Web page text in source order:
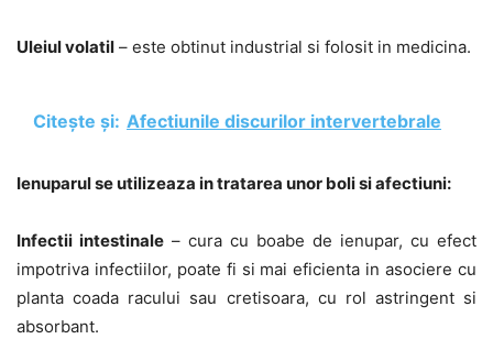
Uleiul volatil – este obtinut industrial si folosit in medicina.
Citește și: Afectiunile discurilor intervertebrale
Ienuparul se utilizeaza in tratarea unor boli si afectiuni:
Infectii intestinale – cura cu boabe de ienupar, cu efect
impotriva infectiilor, poate fi si mai eficienta in asociere cu
planta coada racului sau cretisoara, cu rol astringent si
absorbant.